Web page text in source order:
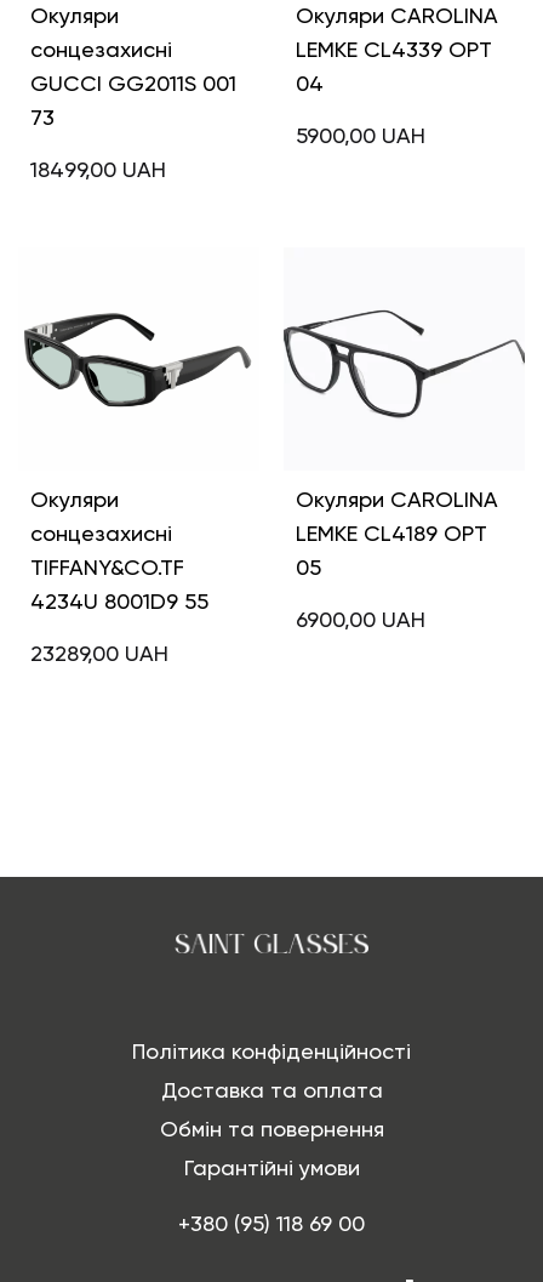
Окуляри
сонцезахисні
GUCCI GG2011S 001
73
18499,00 UAH
Окуляри CAROLINA
LEMKE CL4339 OPT
04
5900,00 UAH
Окуляри
сонцезахисні
TIFFANY&CO.TF
4234U 8001D9 55
23289,00 UAH
Окуляри CAROLINA
LEMKE CL4189 OPT
05
6900,00 UAH
Політика конфіденційності
Доставка та оплата
Обмін та повернення
Гарантійні умови
+380 (95) 118 69 00